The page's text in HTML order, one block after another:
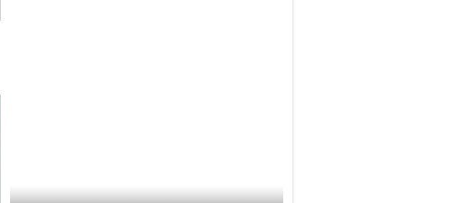
Deprem felaketini atlatmanın adresi